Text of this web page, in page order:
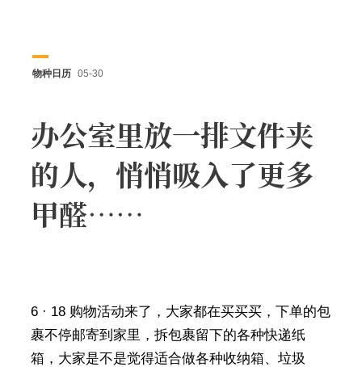
物种日历 05-30
办公室里放一排文件夹
的人，悄悄吸入了更多
甲醛……
6 · 18 购物活动来了，大家都在买买买，下单的包
裹不停邮寄到家里，拆包裹留下的各种快递纸
箱，大家是不是觉得适合做各种收纳箱、垃圾